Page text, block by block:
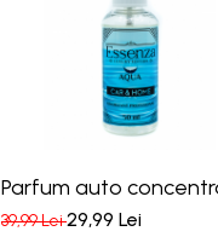
Parfum auto
Essenza Aqua
39,99 Lei29,99 Lei